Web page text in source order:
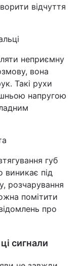
відчуття
неприємну
вона
Такі рухи
напругою
губ
виникає під
розчарування
помітити
про
сигнали